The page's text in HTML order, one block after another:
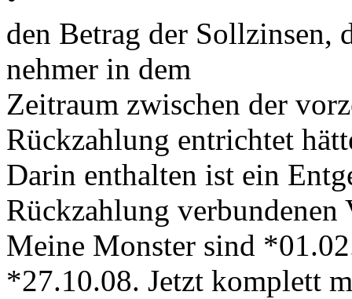
den Betrag der Sollzinsen,
nehmer in dem
Zeitraum zwischen der
Rückzahlung entrichtet
Darin enthalten ist ein
Rückzahlung verbundenen
Meine Monster sind
*27.10.08. Jetzt komplett